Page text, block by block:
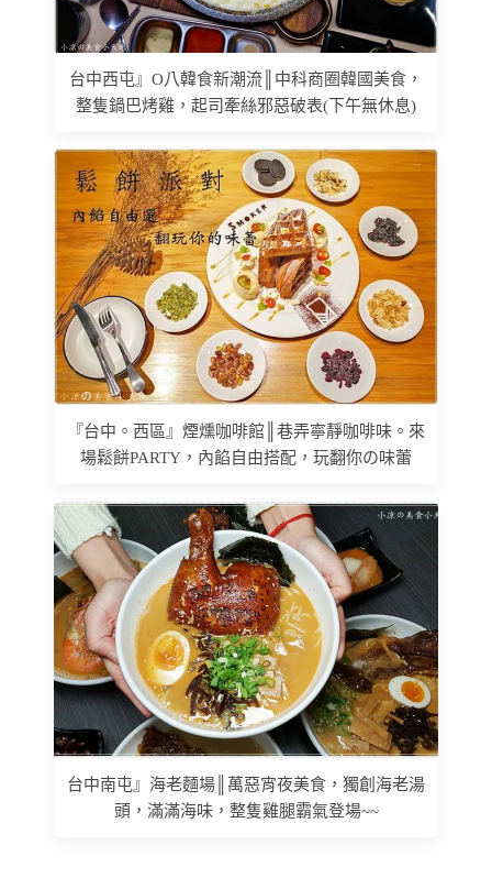
台中西屯』O八韓食新潮流║中科商圈韓國美食，
整隻鍋巴烤雞，起司牽絲邪惡破表(下午無休息)
『台中。西區』煙燻咖啡館║巷弄寧靜咖啡味。來
場鬆餅PARTY，內餡自由搭配，玩翻你の味蕾
台中南屯』海老麵場║萬惡宵夜美食，獨創海老湯
頭，滿滿海味，整隻雞腿霸氣登場~~